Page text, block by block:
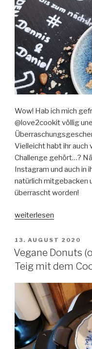
von
Bosch
(vegan)“
Wow! Hab ich mich
@love2cookit völlig
Vielleicht habt ihr auch
Challenge gehört…?
Instagram und auch in
natürlich mitgebacken
überrascht worden!
„Nuss-
mit
dem
Cookit
Bosch
(vegan)“
weiterlesen
VERÖFFENTLICHT
AM
13. AUGUST 2020
Vegane Donuts
Teig mit dem